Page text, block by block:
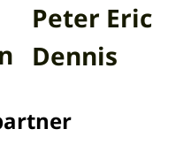
Peter Eric
Dennis